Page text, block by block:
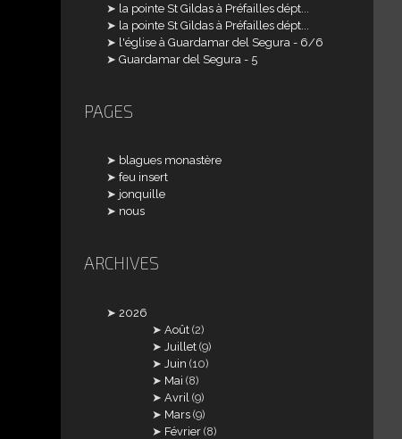
la pointe St Gildas à Préfailles dépt...
la pointe St Gildas à Préfailles dépt...
l'église à Guardamar del Segura - 6/6
Guardamar del Segura - 5
PAGES
blagues monastère
feu insert
jonquille
nous
ARCHIVES
2026
Août (2)
Juillet (9)
Juin (10)
Mai (8)
Avril (9)
Mars (9)
Février (8)